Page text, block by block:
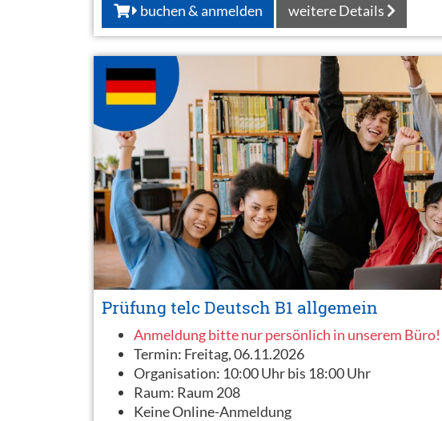
buchen & anmelden weitere Details
Prüfung telc Deutsch B1 allgemein
Anmeldung bitte nur persönlich in unserem Büro!
Termin: Freitag, 06.11.2026
Organisation: 10:00 Uhr bis 18:00 Uhr
Raum: Raum 208
Keine Online-Anmeldung